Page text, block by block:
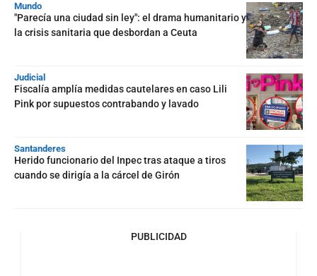
Mundo
"Parecía una ciudad sin ley": el drama humanitario y
la crisis sanitaria que desbordan a Ceuta
Judicial
Fiscalía amplía medidas cautelares en caso Lili
Pink por supuestos contrabando y lavado
Santanderes
Herido funcionario del Inpec tras ataque a tiros
cuando se dirigía a la cárcel de Girón
PUBLICIDAD